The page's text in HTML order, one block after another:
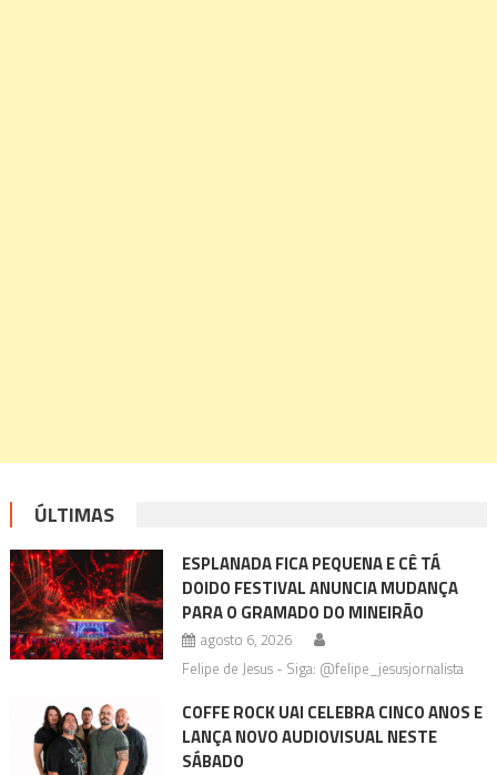
ÚLTIMAS
ESPLANADA FICA PEQUENA E CÊ TÁ
DOIDO FESTIVAL ANUNCIA MUDANÇA
PARA O GRAMADO DO MINEIRÃO
agosto 6, 2026
Felipe de Jesus - Siga: @felipe_jesusjornalista
COFFE ROCK UAI CELEBRA CINCO ANOS E
LANÇA NOVO AUDIOVISUAL NESTE
SÁBADO